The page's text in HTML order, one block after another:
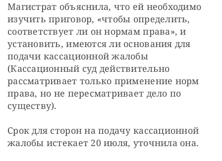
Магистрат объяснила, что ей необходимо
изучить приговор, «чтобы определить,
соответствует ли он нормам права», и
установить, имеются ли основания для
подачи кассационной жалобы
(Кассационный суд действительно
рассматривает только применение норм
права, но не пересматривает дело по
существу).
Срок для сторон на подачу кассационной
жалобы истекает 20 июля, уточнила она.